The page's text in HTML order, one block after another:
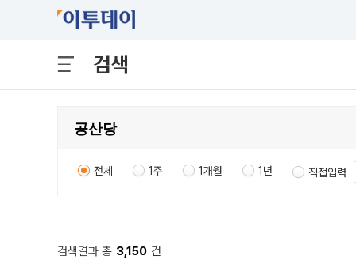
검색
전체 1주 1개월 1년 직접입력
검색결과 총 3,150 건